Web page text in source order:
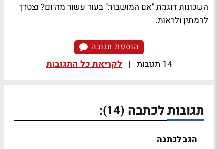
השכונות דוגמת "אם המושבות" בעוד עשור מהיום? נצטרך
להמתין ולראות.
הוספת תגובה
14 תגובות | לקריאת כל התגובות
תגובות לכתבה (14)
:
הגב לכתבה